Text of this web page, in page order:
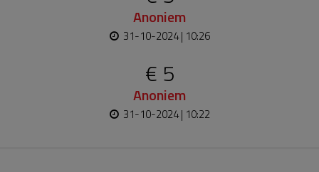
Anoniem
31-10-2024 | 10:26
€ 5
Anoniem
31-10-2024 | 10:22